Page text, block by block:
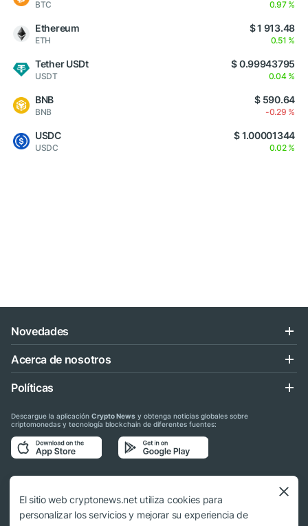
BTC 0.97 %
Ethereum
ETH
$ 1 913.48
0.51 %
Tether USDt
USDT
$ 0.99943795
0.04 %
BNB
BNB
$ 590.64
-0.29 %
USDC
USDC
$ 1.00001344
0.02 %
Novedades
Acerca de nosotros
Políticas
Descargue la aplicación Crypto News y obtenga noticias globales sobre
criptomonedas y tecnología blockchain de diferentes fuentes:
Síganos en las redes sociales
El sitio web cryptonews.net utiliza cookies para
personalizar los servicios y mejorar su experiencia de